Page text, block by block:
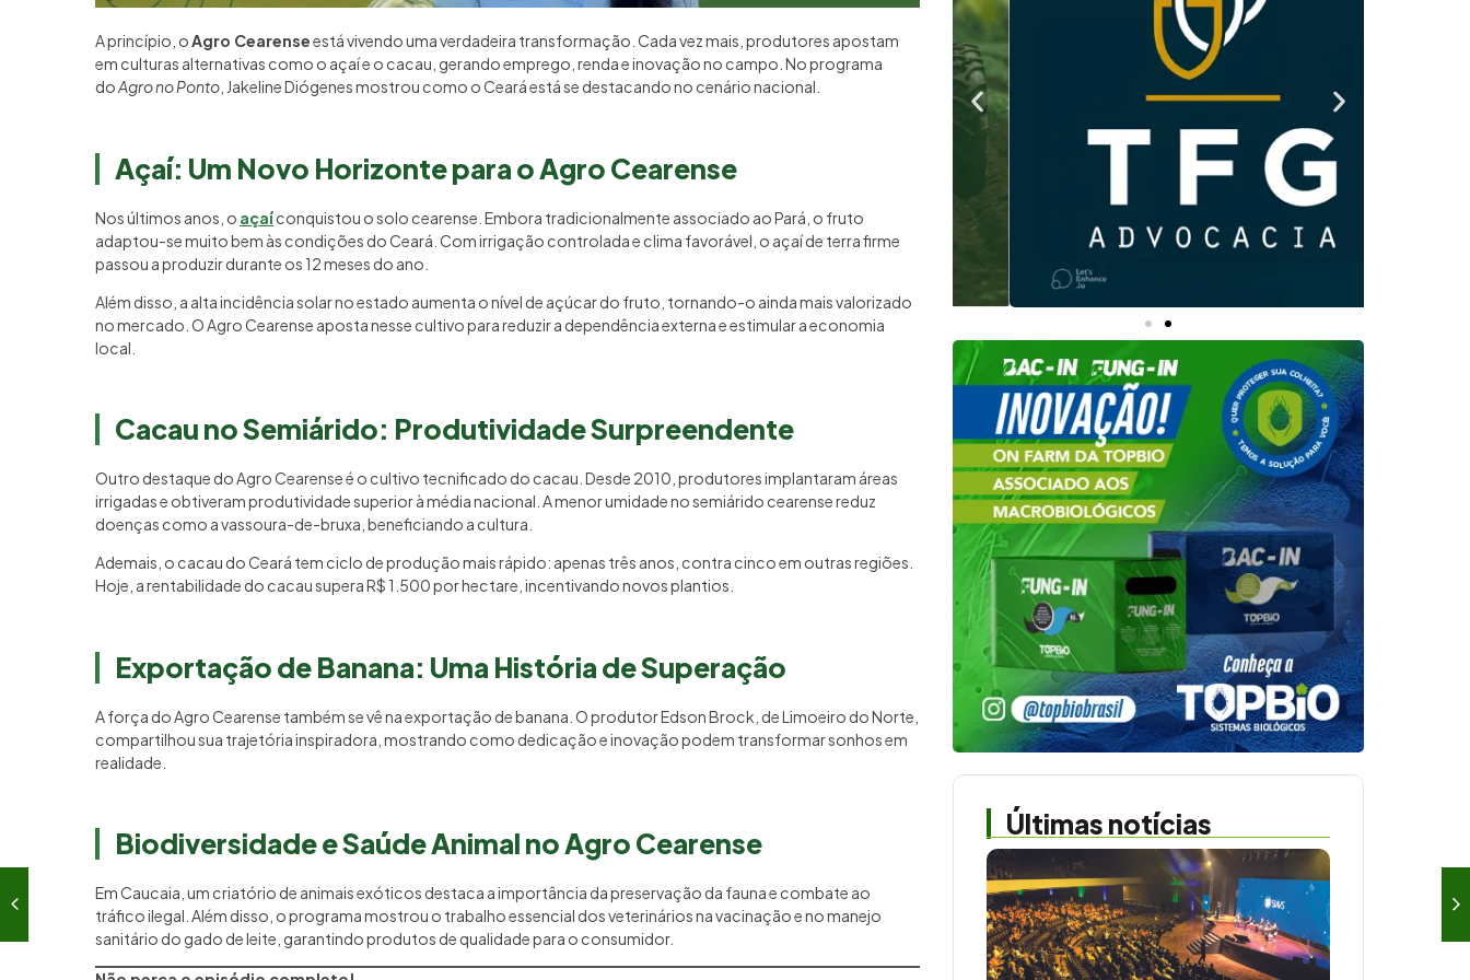
A princípio, oAgro Cearenseestá vivendo uma verdadeira transformação. Cada vez mais, produtores apostam
em culturas alternativas como o açaí e o cacau, gerando emprego, renda e inovação no campo. No programa
doAgro no Ponto , Jakeline Diógenes mostrou como o Ceará está se destacando no cenário nacional.
Açaí: Um Novo Horizonte para o Agro Cearense
Nos últimos anos, o açaíconquistou o solo cearense. Embora tradicionalmente associado ao Pará, o fruto
adaptou-se muito bem às condições do Ceará. Com irrigação controlada e clima favorável, o açaí de terra firme
passou a produzir durante os 12 meses do ano.
Além disso, a alta incidência solar no estado aumenta o nível de açúcar do fruto, tornando-o ainda mais valorizado
no mercado. O Agro Cearense aposta nesse cultivo para reduzir a dependência externa e estimular a economia
local.
Cacau no Semiárido: Produtividade Surpreendente
Outro destaque do Agro Cearense é o cultivo tecnificado do cacau. Desde 2010, produtores implantaram áreas
irrigadas e obtiveram produtividade superior à média nacional. A menor umidade no semiárido cearense reduz
doenças como a vassoura-de-bruxa, beneficiando a cultura.
Ademais, o cacau do Ceará tem ciclo de produção mais rápido: apenas três anos, contra cinco em outras regiões.
Hoje, a rentabilidade do cacau supera R$ 1.500 por hectare, incentivando novos plantios.
Exportação de Banana: Uma História de Superação
A força do Agro Cearense também se vê na exportação de banana. O produtor Edson Brock, de Limoeiro do Norte,
compartilhou sua trajetória inspiradora, mostrando como dedicação e inovação podem transformar sonhos em
realidade.
Biodiversidade e Saúde Animal no Agro Cearense
Em Caucaia, um criatório de animais exóticos destaca a importância da preservação da fauna e combate ao
tráfico ilegal. Além disso, o programa mostrou o trabalho essencial dos veterinários na vacinação e no manejo
sanitário do gado de leite, garantindo produtos de qualidade para o consumidor.
Últimas notícias